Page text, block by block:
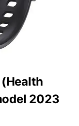
2023